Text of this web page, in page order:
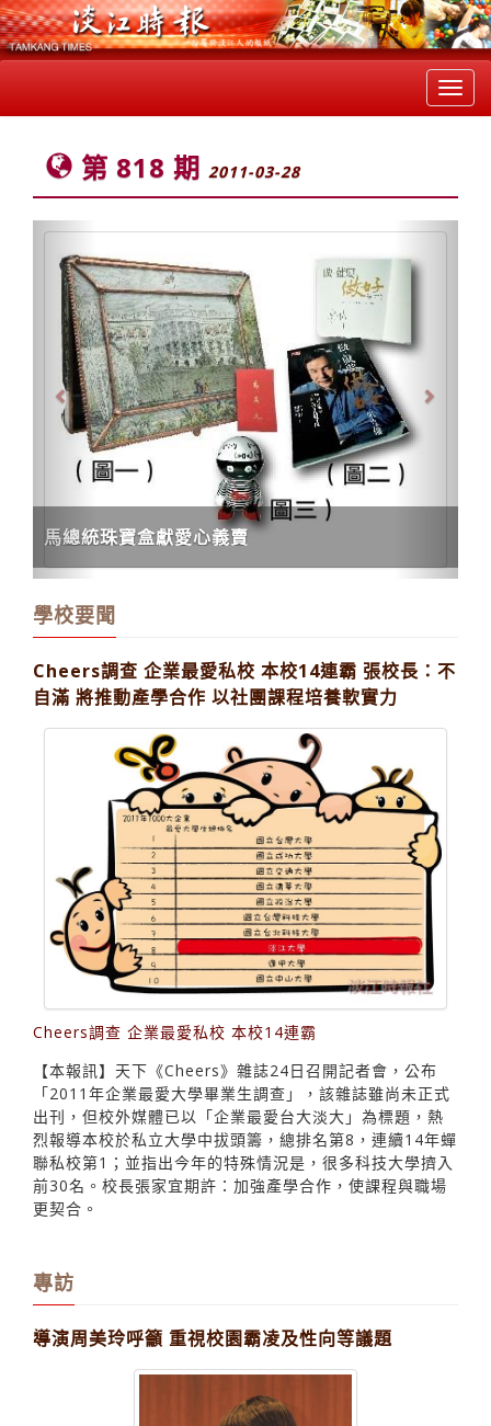
第 818 期 2011-03-28
馬總統珠寶盒獻愛心義賣
Previous Next
學校要聞
Cheers調查 企業最愛私校 本校14連霸 張校長：不
自滿 將推動產學合作 以社團課程培養軟實力
Cheers調查 企業最愛私校 本校14連霸
【本報訊】天下《Cheers》雜誌24日召開記者會，公布
「2011年企業最愛大學畢業生調查」，該雜誌雖尚未正式
出刊，但校外媒體已以「企業最愛台大淡大」為標題，熱
烈報導本校於私立大學中拔頭籌，總排名第8，連續14年蟬
聯私校第1；並指出今年的特殊情況是，很多科技大學擠入
前30名。校長張家宜期許：加強產學合作，使課程與職場
更契合。
專訪
導演周美玲呼籲 重視校園霸凌及性向等議題